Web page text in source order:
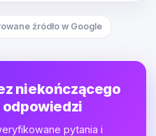
źródło w Google
niekończącego
odpowiedzi
pytania i